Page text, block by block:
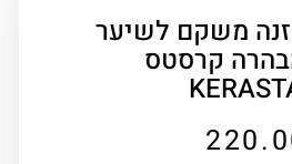
משקם לשיער
קרסטס